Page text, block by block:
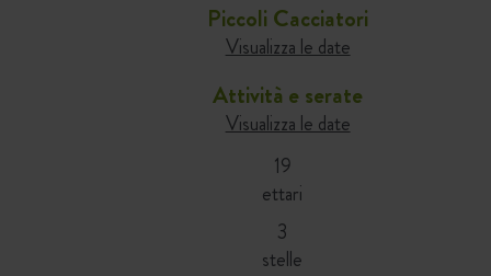
Piccoli Cacciatori
Visualizza le date
Attività e serate
Visualizza le date
19
ettari
3
stelle